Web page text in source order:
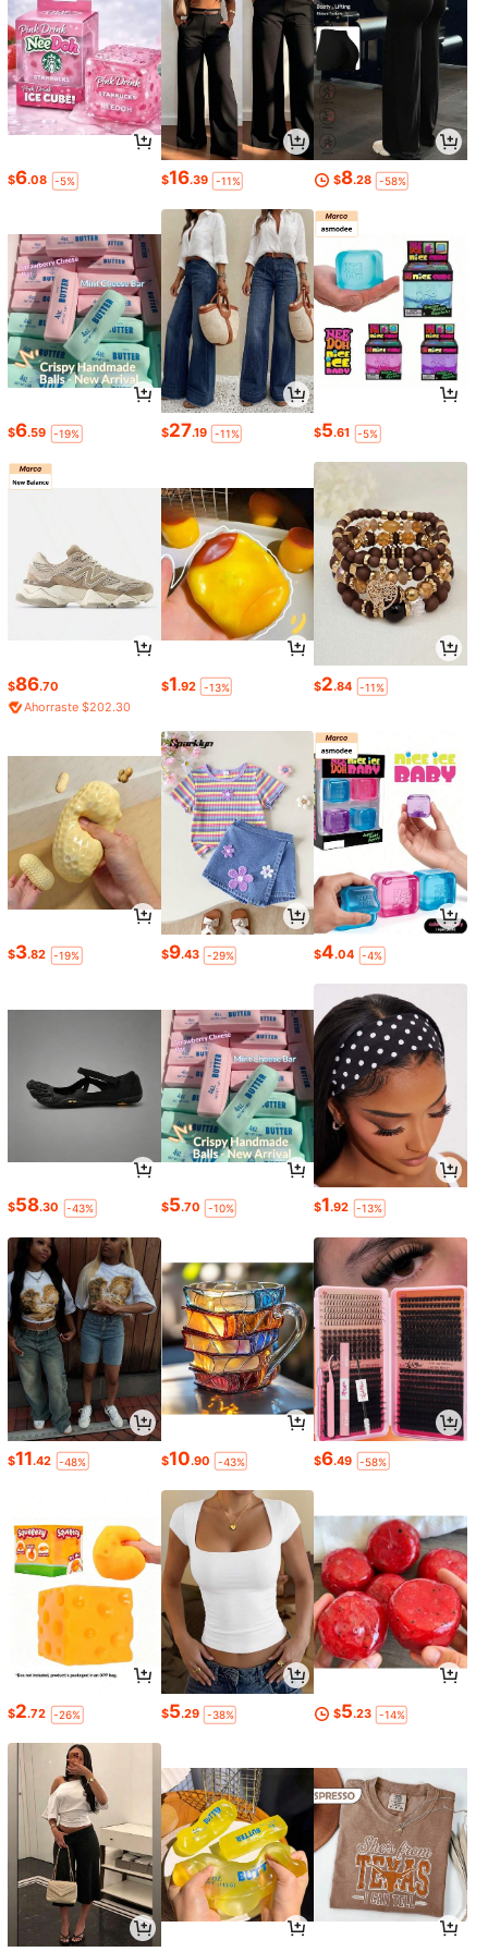
$6.08 -5% $16.39 -11% $8.28 -58%
$6.59 -19% $27.19 -11% $5.61 -5%
$86.70
Ahorraste $202.30
$1.92 -13% $2.84 -11%
$3.82 -19% $9.43 -29% $4.04 -4%
$58.30 -43% $5.70 -10% $1.92 -13%
$11.42 -48% $10.90 -43% $6.49 -58%
$2.72 -26% $5.29 -38% $5.23 -14%